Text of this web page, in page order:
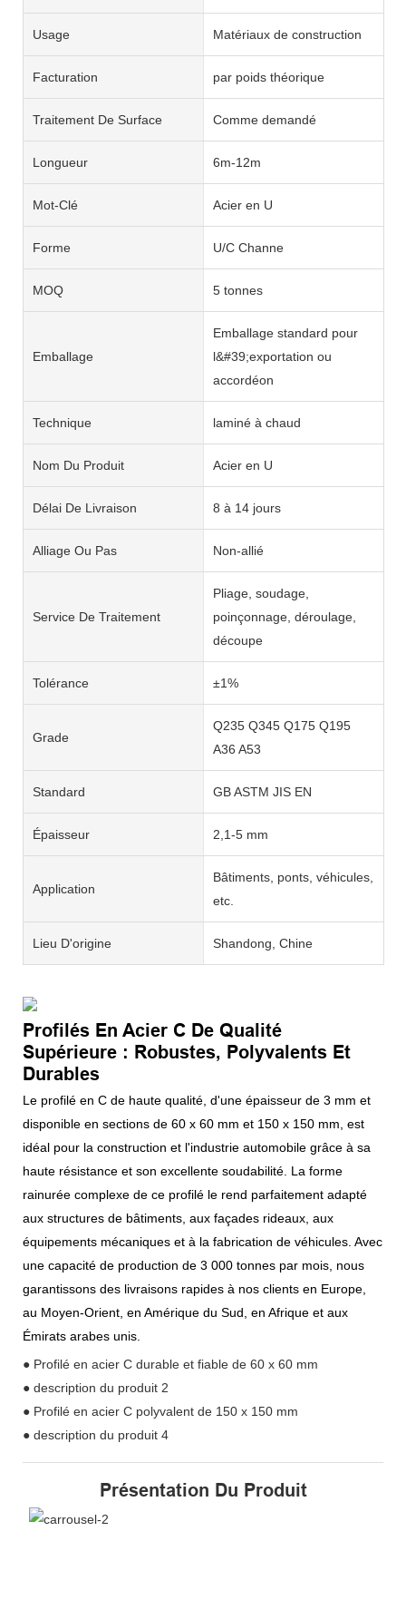
Usage Matériaux de construction
Facturation par poids théorique
Traitement De Surface Comme demandé
Longueur 6m-12m
Mot-Clé Acier en U
Forme U/C Channe
MOQ 5 tonnes
Emballage
Emballage standard pour
l&#39;exportation ou
accordéon
Technique laminé à chaud
Nom Du Produit Acier en U
Délai De Livraison 8 à 14 jours
Alliage Ou Pas Non-allié
Service De Traitement
Pliage, soudage,
poinçonnage, déroulage,
découpe
Tolérance ±1%
Grade
Q235 Q345 Q175 Q195
A36 A53
Standard GB ASTM JIS EN
Épaisseur 2,1-5 mm
Application
Bâtiments, ponts, véhicules,
etc.
Lieu D'origine Shandong, Chine
Profilés En Acier C De Qualité
Supérieure : Robustes, Polyvalents Et
Durables
Le profilé en C de haute qualité, d'une épaisseur de 3 mm et
disponible en sections de 60 x 60 mm et 150 x 150 mm, est
idéal pour la construction et l'industrie automobile grâce à sa
haute résistance et son excellente soudabilité. La forme
rainurée complexe de ce profilé le rend parfaitement adapté
aux structures de bâtiments, aux façades rideaux, aux
équipements mécaniques et à la fabrication de véhicules. Avec
une capacité de production de 3 000 tonnes par mois, nous
garantissons des livraisons rapides à nos clients en Europe,
au Moyen-Orient, en Amérique du Sud, en Afrique et aux
Émirats arabes unis.
● Profilé en acier C durable et fiable de 60 x 60 mm
● description du produit 2
● Profilé en acier C polyvalent de 150 x 150 mm
● description du produit 4
Présentation Du Produit